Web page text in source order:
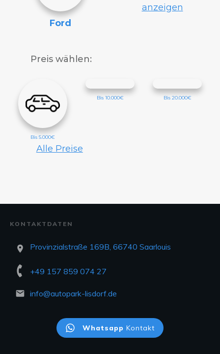
Ford
anzeigen
Preis wählen:
Bis 5.000€
Bis 10.000€ Bis 20.000€
Alle Preise
KONTAKTDATEN
Provinzialstraße 169B, 66740 Saarlouis
+49 157 859 074 27
info@autopark-lisdorf.de
Whatsapp Kontakt